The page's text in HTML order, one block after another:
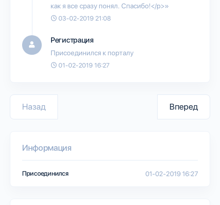
как я все сразу понял. Спасибо!</p>»
03-02-2019 21:08
Регистрация
Присоединился к порталу
01-02-2019 16:27
Назад Вперед
Информация
Присоединился 01-02-2019 16:27